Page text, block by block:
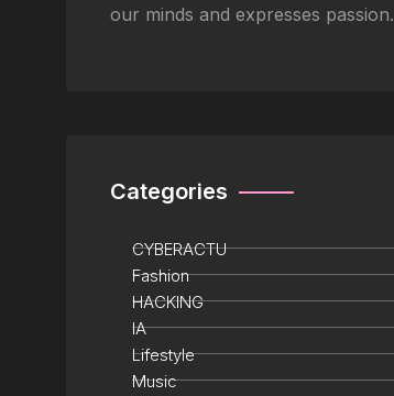
our minds and expresses passion.
Categories
CYBERACTU
Fashion
HACKING
IA
Lifestyle
Music